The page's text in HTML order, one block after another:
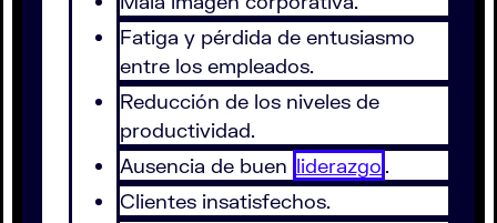
Fatiga y pérdida de entusiasmo
entre los empleados.
Reducción de los niveles de
productividad.
Ausencia de buen liderazgo .
Clientes insatisfechos.